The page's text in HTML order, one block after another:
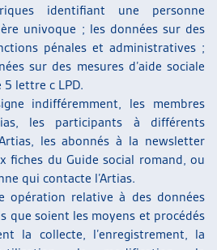
identifiant une personne
univoque ; les données sur des
pénales et administratives ;
sur des mesures d’aide sociale
5 lettre c LPD.
indifféremment, les membres
les participants à différents
les abonnés à la newsletter
fiches du Guide social romand, ou
qui contacte l’Artias.
opération relative à des données
que soient les moyens et procédés
la collecte, l’enregistrement, la